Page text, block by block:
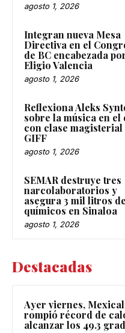
agosto 1, 2026
Integran nueva Mesa
Directiva en el
de BC encabezada
Eligio Valencia
agosto 1, 2026
Reflexiona Aleks
sobre la música en el
con clase magisterial
GIFF
agosto 1, 2026
SEMAR destruye tres
narcolaboratorios y
asegura 3 mil litros de
químicos en Sinaloa
agosto 1, 2026
Destacadas
Ayer viernes,
rompió récord de
alcanzar los 49.3